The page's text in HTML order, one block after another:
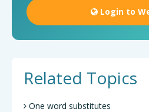
Login to
Related Topics
One word substitutes